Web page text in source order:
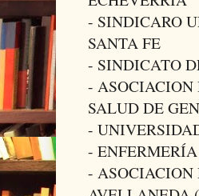
- SINDICARO
SANTA FE
- SINDICATO
- ASOCIACION
SALUD DE
-
-
-